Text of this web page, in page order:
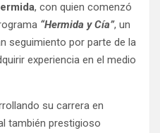
, con quien comenzó
“Hermida y Cía”, un
seguimiento por parte de la
experiencia en el medio
su carrera en
también prestigioso